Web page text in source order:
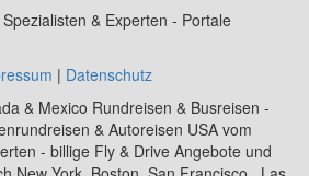
& Experten - Portale
| Datenschutz
& Mexico Rundreisen & Busreisen -
& Autoreisen USA vom
- billige Fly & Drive Angebote und